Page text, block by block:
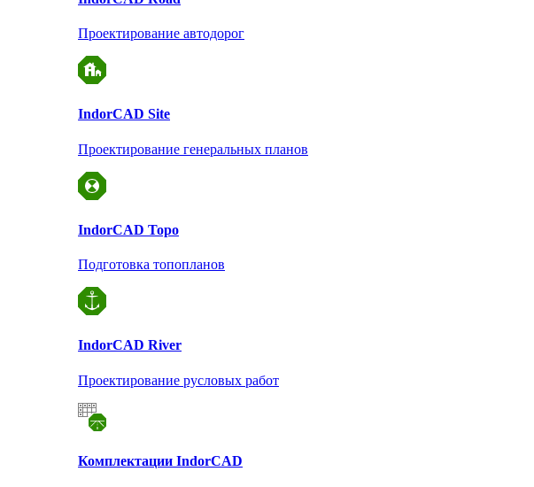
Проектирование автодорог
IndorCAD Site
Проектирование генеральных планов
IndorCAD Topo
Подготовка топопланов
IndorCAD River
Проектирование русловых работ
Комплектации IndorCAD